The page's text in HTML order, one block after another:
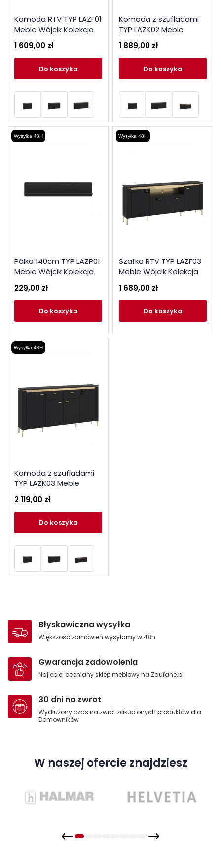
Komoda RTV TYP LAZF01
Meble Wójcik Kolekcja
Norica
1 609,00 zł
do koszyka
Komoda z szufladami
TYP LAZK02 Meble
Wójcik Kolekcja Norica
1 889,00 zł
do koszyka
Wysyłka 48H
Półka 140cm TYP LAZP01
Meble Wójcik Kolekcja
Norica
229,00 zł
do koszyka
Wysyłka 48H
Szafka RTV TYP LAZF03
Meble Wójcik Kolekcja
Norica
1 689,00 zł
do koszyka
Wysyłka 48H
Komoda z szufladami
TYP LAZK03 Meble
Wójcik Kolekcja Norica
2 119,00 zł
do koszyka
Błyskawiczna wysyłka
Większość zamówień wysyłamy w 48h
Gwarancja zadowolenia
Najlepiej oceniany sklep meblowy na Zaufane.pl
30 dni na zwrot
Wydłużony czas na zwrot zakupionych produktów dla
Domowników
W naszej ofercie znajdziesz